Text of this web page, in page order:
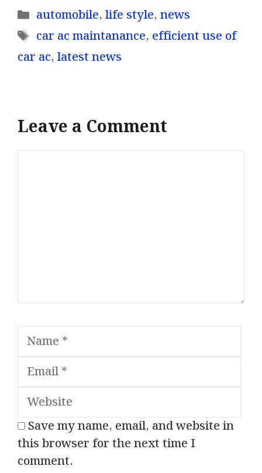
Categories
automobile,life style,news
Tags
car ac maintanance, efficient use of
car ac,latest news
Leave a Comment
Name
Save my name, email, and website in
this browser for the next time I
comment.